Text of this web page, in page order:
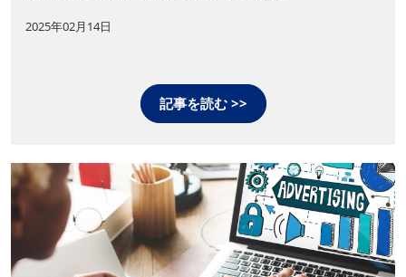
2025年02月14日
記事を読む >>